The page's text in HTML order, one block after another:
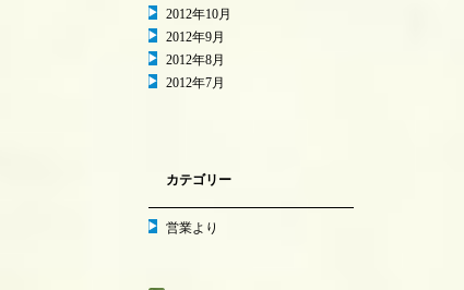
2012年10月
2012年9月
2012年8月
2012年7月
カテゴリー
営業より